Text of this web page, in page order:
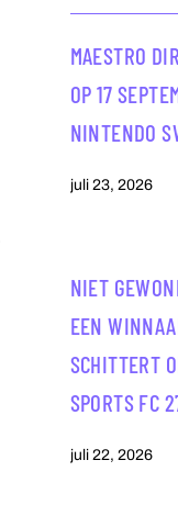
MAESTRO
OP 17
NINTENDO
juli 23, 2026
NIET
EEN
SCHITTERT
SPORTS FC
juli 22, 2026